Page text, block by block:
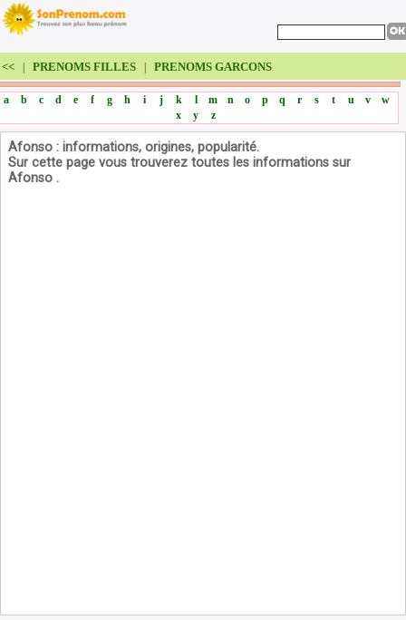
<< PRENOMS FILLES PRENOMS GARCONS
a b c d e f g h i j k l m n o p q r s t u v
w
x
y z
Afonso : informations, origines, popularité.
Sur cette page vous trouverez toutes les informations sur
Afonso .